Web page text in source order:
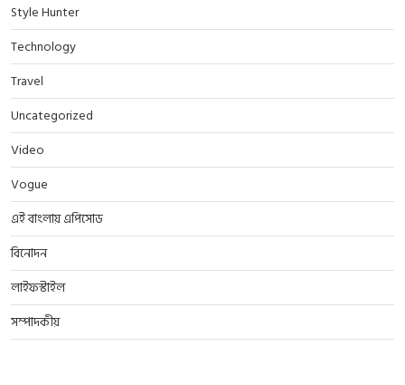
Style Hunter
Technology
Travel
Uncategorized
Video
Vogue
এই বাংলায় এপিসোড
বিনোদন
লাইফস্টাইল
সম্পাদকীয়